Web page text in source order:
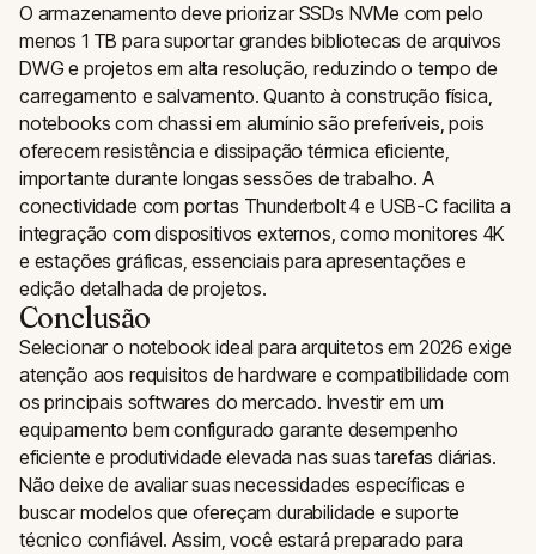
O armazenamento deve priorizar SSDs NVMe com pelo
menos 1 TB para suportar grandes bibliotecas de arquivos
DWG e projetos em alta resolução, reduzindo o tempo de
carregamento e salvamento. Quanto à construção física,
notebooks com chassi em alumínio são preferíveis, pois
oferecem resistência e dissipação térmica eficiente,
importante durante longas sessões de trabalho. A
conectividade com portas Thunderbolt 4 e USB-C facilita a
integração com dispositivos externos, como monitores 4K
e estações gráficas, essenciais para apresentações e
edição detalhada de projetos.
Conclusão
Selecionar o notebook ideal para arquitetos em 2026 exige
atenção aos requisitos de hardware e compatibilidade com
os principais softwares do mercado. Investir em um
equipamento bem configurado garante desempenho
eficiente e produtividade elevada nas suas tarefas diárias.
Não deixe de avaliar suas necessidades específicas e
buscar modelos que ofereçam durabilidade e suporte
técnico confiável. Assim, você estará preparado para